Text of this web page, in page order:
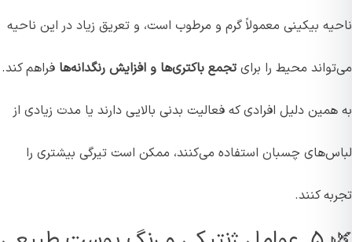
ناحیه بیکینی معمولاً گرم و مرطوب است، و تعریق زیاد در این ناحیه
می‌تواند محیط را برای تجمع باکتری‌ها و افزایش رنگدانه‌ها فراهم کند.
به همین دلیل افرادی که فعالیت بدنی بالایی دارند یا مدت زیادی از
لباس‌های چسبان استفاده می‌کنند، ممکن است تیرگی بیشتری را
تجربه کنند.